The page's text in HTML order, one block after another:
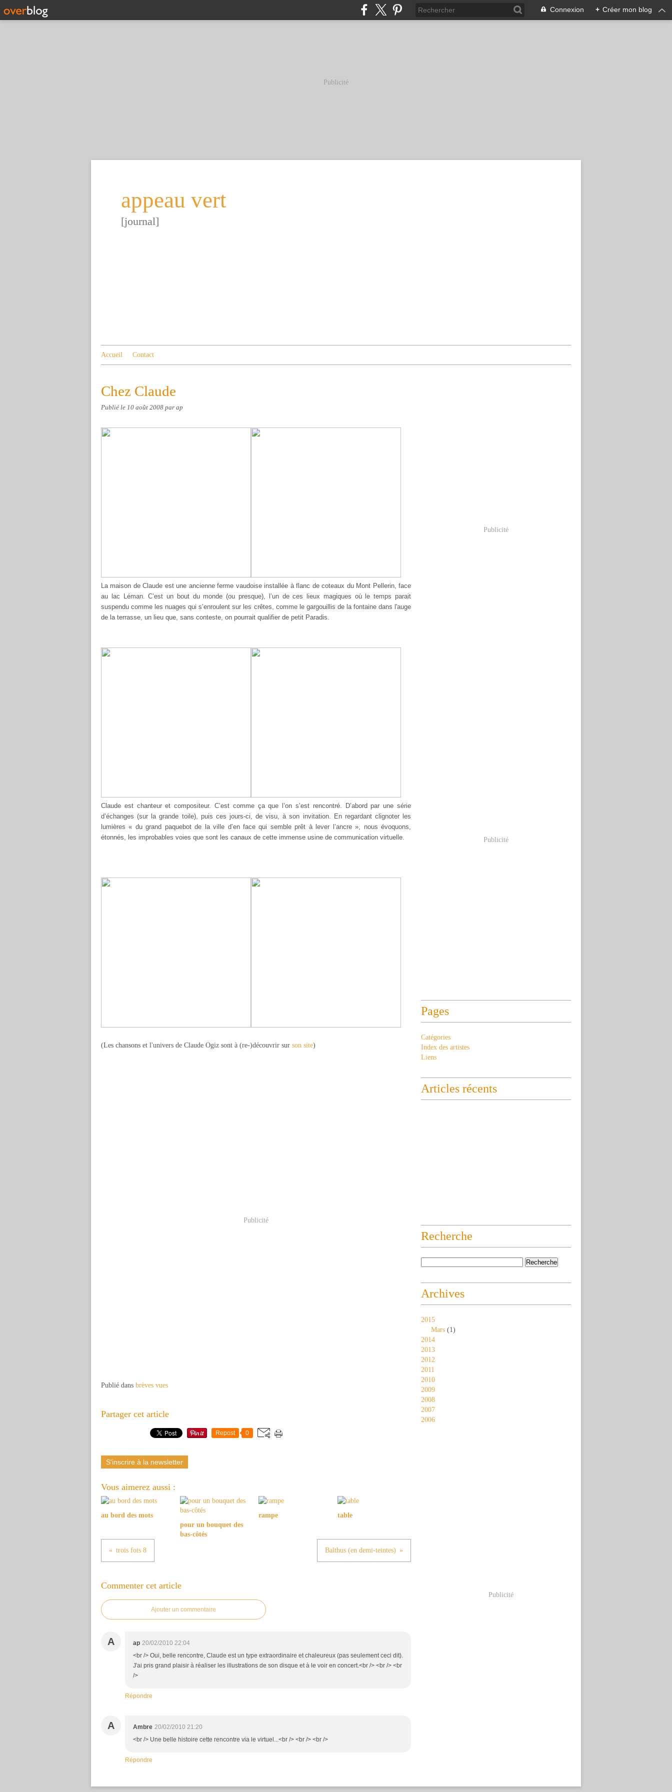
Connexion + Créer mon blog
Publicité
appeau vert
[journal]
Accueil Contact
Chez Claude
Publié le 10 août 2008 par ap
La maison de Claude est une ancienne ferme vaudoise installée à flanc de coteaux du Mont Pellerin, face
au lac Léman. C’est un bout du monde (ou presque), l’un de ces lieux magiques où le temps parait
suspendu comme les nuages qui s’enroulent sur les crêtes, comme le gargouillis de la fontaine dans l'auge
de la terrasse, un lieu que, sans conteste, on pourrait qualifier de petit Paradis.
Claude est chanteur et compositeur. C’est comme ça que l’on s’est rencontré. D’abord par une série
d’échanges (sur la grande toile), puis ces jours-ci, de visu, à son invitation. En regardant clignoter les
lumières « du grand paquebot de la ville d’en face qui semble prêt à lever l’ancre », nous évoquons,
étonnés, les improbables voies que sont les canaux de cette immense usine de communication virtuelle.
(Les chansons et l'univers de Claude Ogiz sont à (re-)découvrir sur son site)
Publicité
Publié dans brèves vues
Partager cet article
Repost 0
S'inscrire à la newsletter
Vous aimerez aussi :
au bord des mots
pour un bouquet des
bas-côtés
rampe table
trois fois 8 Balthus (en demi-teintes)
Commenter cet article
Ajouter un commentaire
A ap 20/02/2010 22:04
<br /> Oui, belle rencontre, Claude est un type extraordinaire et chaleureux (pas seulement ceci dit).
J'ai pris grand plaisir à réaliser les illustrations de son disque et à le voir en concert.<br /> <br /> <br
/>
Répondre
A Ambre 20/02/2010 21:20
<br /> Une belle histoire cette rencontre via le virtuel...<br /> <br /> <br />
Répondre
Publicité
Publicité
Pages
Catégories
Index des artistes
Liens
Articles récents
Recherche
Archives
2015
Mars (1)
2014
2013
2012
2011
2010
2009
2008
2007
2006
Publicité